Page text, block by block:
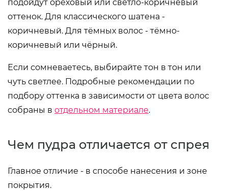
подойдут ореховый или светло-коричневый
оттенок. Для классического шатена -
коричневый. Для тёмных волос - тёмно-
коричневый или чёрный.
Если сомневаетесь, выбирайте тон в тон или
чуть светлее. Подробные рекомендации по
подбору оттенка в зависимости от цвета волос
собраны в отдельном материале.
Чем пудра отличается от спрея
Главное отличие - в способе нанесения и зоне
покрытия.